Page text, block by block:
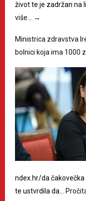
život te je zadržan na
više… →
Ministrica zdravstva
bolnici koja ima 1000
ndex.hr/da
te ustvrdila da…